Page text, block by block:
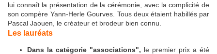
lui connaît la présentation de la cérémonie, avec la complicité de
son compère Yann-Herle Gourves. Tous deux étaient habillés par
Pascal Jaouen, le créateur et brodeur bien connu.
Les lauréats
Dans la catégorie "associations", le premier prix a été